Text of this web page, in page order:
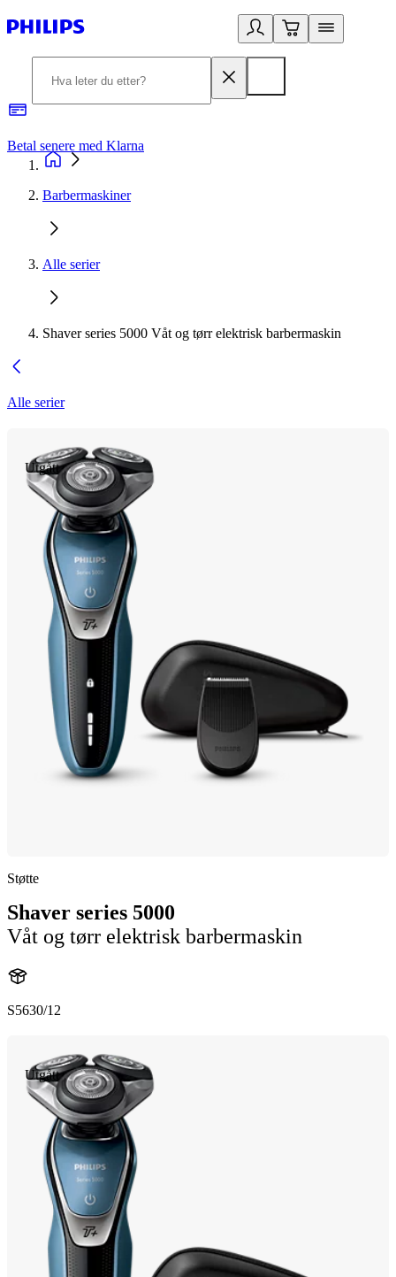
Betal senere med Klarna
Barbermaskiner
Alle serier
Shaver series 5000 Våt og tørr elektrisk barbermaskin
Alle serier
Utgått
Støtte
Shaver series 5000
Våt og tørr elektrisk barbermaskin
S5630/12
Utgått